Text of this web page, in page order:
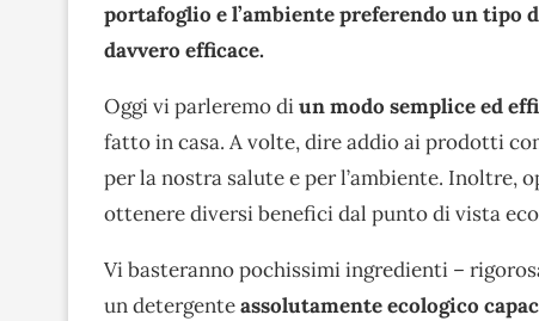
portafoglio e l’ambiente preferendo un tipo
davvero efficace.
Oggi vi parleremo diun modo semplice ed
fatto in casa. A volte, dire addio ai prodotti
per la nostra salute e per l’ambiente. Inoltre,
ottenere diversi benefici dal punto di vista
Vi basteranno pochissimi ingredienti –
un detergenteassolutamente ecologico